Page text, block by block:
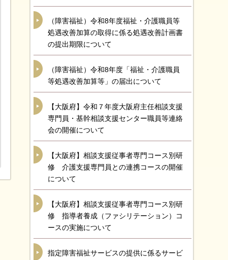
（障害福祉）令和8年度福祉・介護職員等
処遇改善加算の取得に係る処遇改善計画書
の提出期限について
（障害福祉）令和8年度「福祉・介護職員
等処遇改善加算等」の届出について
【大阪府】令和７年度大阪府主任相談支援
専門員・基幹相談支援センター職員等連絡
会の開催について
【大阪府】相談支援従事者専門コース別研
修 介護支援専門員との連携コースの開催
について
【大阪府】相談支援従事者専門コース別研
修 指導者養成（ファシリテーション）コ
ースの実施について
指定障害福祉サービスの提供に係るサービ